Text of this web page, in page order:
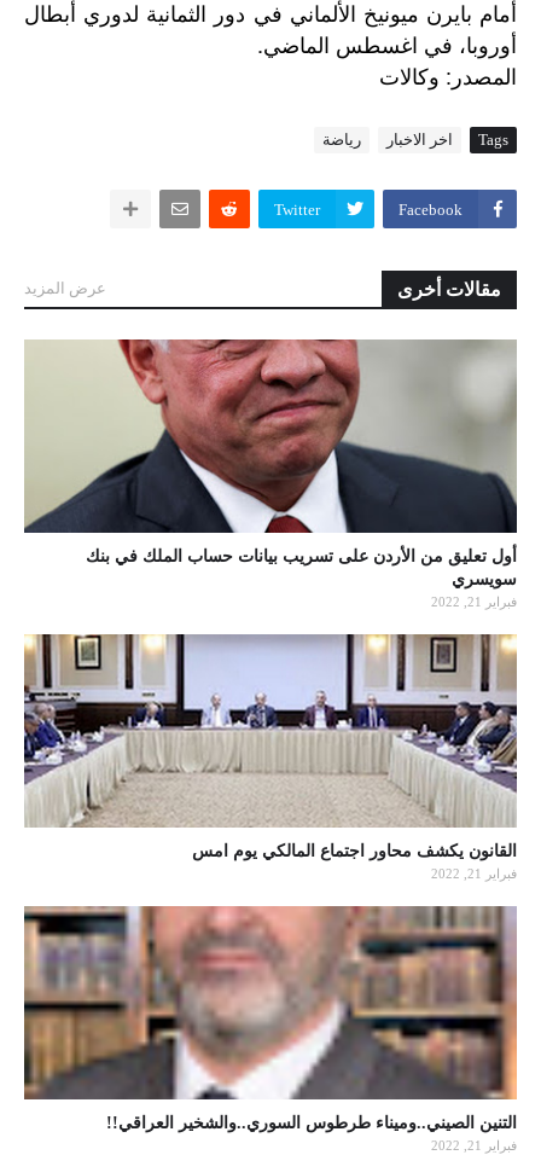
أمام بايرن ميونيخ الألماني في دور الثمانية لدوري أبطال
أوروبا، في اغسطس الماضي.
المصدر : وكالات
Tags اخر الاخبار رياضة
Facebook
Twitter
مقالات أخرى عرض المزيد
أول تعليق من الأردن على تسريب بيانات حساب الملك في بنك
سويسري
فبراير 21, 2022
القانون يكشف محاور اجتماع المالكي يوم امس
فبراير 21, 2022
التنين الصيني..وميناء طرطوس السوري..والشخير العراقي!!
فبراير 21, 2022